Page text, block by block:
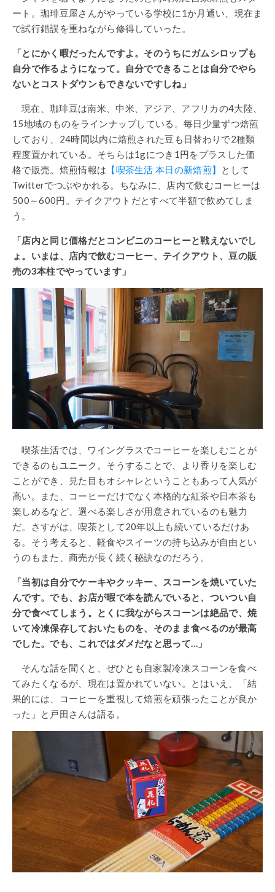
ート。珈琲豆屋さんがやっている学校に1か月通い、現在ま
で試行錯誤を重ねながら修得していった。
「とにかく暇だったんですよ。そのうちにガムシロップも
自分で作るようになって。自分でできることは自分でやら
ないとコストダウンもできないですしね」
現在、珈琲豆は南米、中米、アジア、アフリカの4大陸、
15地域のものをラインナップしている。毎日少量ずつ焙煎
しており、24時間以内に焙煎された豆も日替わりで2種類
程度置かれている。そちらは1gにつき1円をプラスした価
格で販売。焙煎情報は 【喫茶生活 本日の新焙煎】 として
Twitterでつぶやかれる。ちなみに、店内で飲むコーヒーは
500～600円。テイクアウトだとすべて半額で飲めてしま
う。
「店内と同じ価格だとコンビニのコーヒーと戦えないでし
ょ。いまは、店内で飲むコーヒー、テイクアウト、豆の販
売の3本柱でやっています」
喫茶生活では、ワイングラスでコーヒーを楽しむことが
できるのもユニーク。そうすることで、より香りを楽しむ
ことができ、見た目もオシャレということもあって人気が
高い。また、コーヒーだけでなく本格的な紅茶や日本茶も
楽しめるなど、選べる楽しさが用意されているのも魅力
だ。さすがは、喫茶として20年以上も続いているだけあ
る。そう考えると、軽食やスイーツの持ち込みが自由とい
うのもまた、商売が長く続く秘訣なのだろう。
「当初は自分でケーキやクッキー、スコーンを焼いていた
んです。でも、お店が暇で本を読んでいると、ついつい自
分で食べてしまう。とくに我ながらスコーンは絶品で、焼
いて冷凍保存しておいたものを、そのまま食べるのが最高
でした。でも、これではダメだなと思って…」
そんな話を聞くと、ぜひとも自家製冷凍スコーンを食べ
てみたくなるが、現在は置かれていない。とはいえ、「結
果的には、コーヒーを重視して焙煎を頑張ったことが良か
った」と戸田さんは語る。